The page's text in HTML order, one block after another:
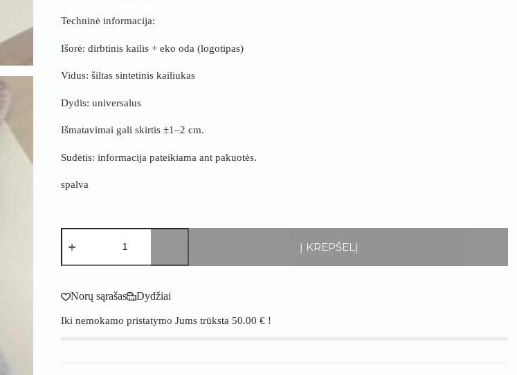
Techninė informacija:
Išorė: dirbtinis kailis + eko oda (logotipas)
Vidus: šiltas sintetinis kailiukas
Dydis: universalus
Išmatavimai gali skirtis ±1–2 cm.
Sudėtis: informacija pateikiama ant pakuotės.
spalva
produkto
kiekis:
UGC
pirštinės
–
šiltos
žieminės
Į KREPŠELĮ
Norų sąrašas Dydžiai
Iki nemokamo pristatymo Jums trūksta 50.00€ !